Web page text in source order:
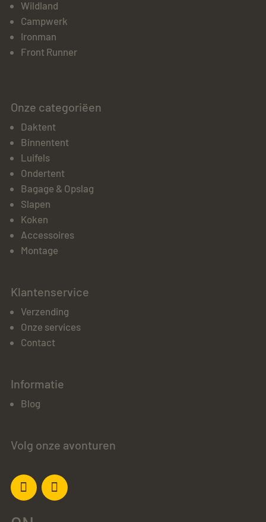
Wildland
Campwerk
Ironman
Front Runner
Onze categoriëen
Daktent
Binnentent
Luifels
Ondertent
Bagage & Opslag
Slapen
Koken
Accessoires
Montage
Klantenservice
Verzending
Onze services
Contact
Informatie
Blog
Volg onze avonturen